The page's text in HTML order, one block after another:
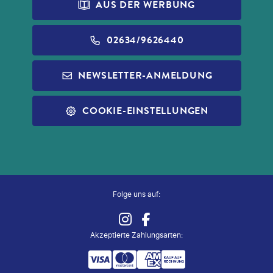
NORWEGIAN CRUISE LINE
INFOS ZUR PAUSCHALREISE
REISECHECKLISTE
WIDERRUF VERSICHERUNGEN
REISEFÜHRER
ALLE SERVICES
ZUG ZUM FLUG
ALDI GESCHENKGUTSCHEINE
ALDI MUSIC
ALDI NORD
AUS DER WERBUNG
02634/9626440
NEWSLETTER-ANMELDUNG
COOKIE-EINSTELLUNGEN
Akzeptierte Zahlungsarten:
Folge uns auf: